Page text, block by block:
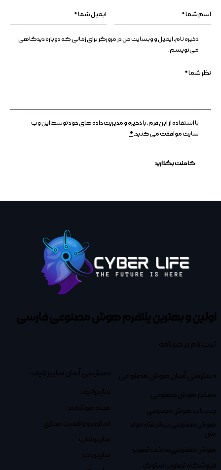
ذخیره نام، ایمیل و وبسایت من در مرورگر برای زمانی که دوباره دیدگاهی
می‌نویسم.
با استفاده از این فرم، با ذخیره و مدیریت داده های خود توسط این وب
سایت موافقت می کنید.*
اولین و بهترین پلتفرمهوش مصنوعی فارسی
ثبت نام در خبرنامه
دسترسی آسان هوش مصنوعی
دستیار هوش مصنوعی
چت بات هوش مصنوعی
هوش مصنوعی پیشرفته مولد
متن
هوش مصنوعی ساخت تصویر
فروشگاه تصاویر استوک
دسترسی آسان سایبرلایف
سایبرلایف
مجله هوشمند
استودیو واقعیت مجازی
سایبرشاپ
سایبربات